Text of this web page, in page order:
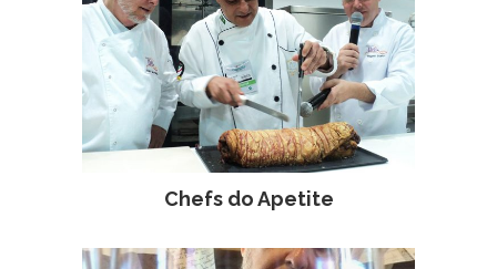
Chefs do Apetite